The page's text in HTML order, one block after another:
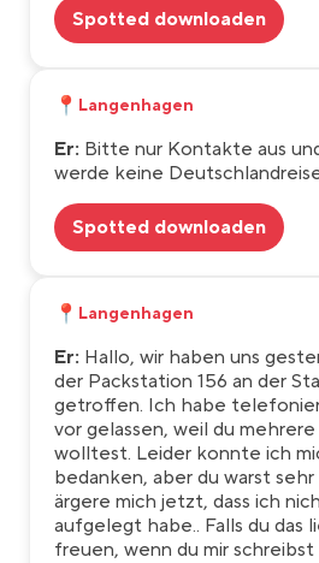
Spotted downloaden
📍 Langenhagen
Er: Bitte nur Kontakte aus
werde keine
Spotted downloaden
📍 Langenhagen
Er: Hallo, wir haben uns
der Packstation 156 an der
getroffen. Ich habe
vor gelassen, weil du
wolltest. Leider konnte ich
bedanken, aber du warst
ärgere mich jetzt, dass ich
aufgelegt habe.. Falls du das
freuen, wenn du mir